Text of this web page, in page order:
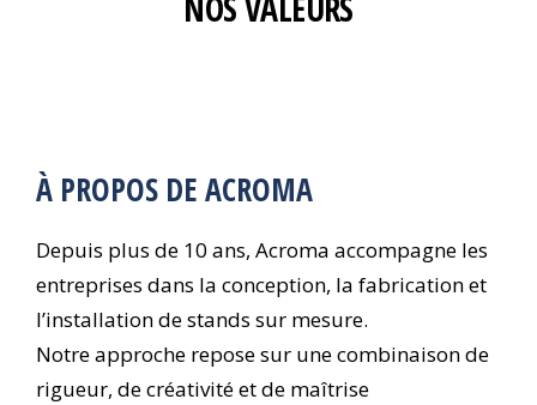
À PROPOS DE ACROMA
Depuis plus de 10 ans, Acroma accompagne les
entreprises dans la conception, la fabrication et
l’installation de stands sur mesure.
Notre approche repose sur une combinaison de
rigueur, de créativité et de maîtrise